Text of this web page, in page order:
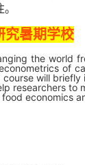
究暑期学校
the world
of
will
researchers to
economics